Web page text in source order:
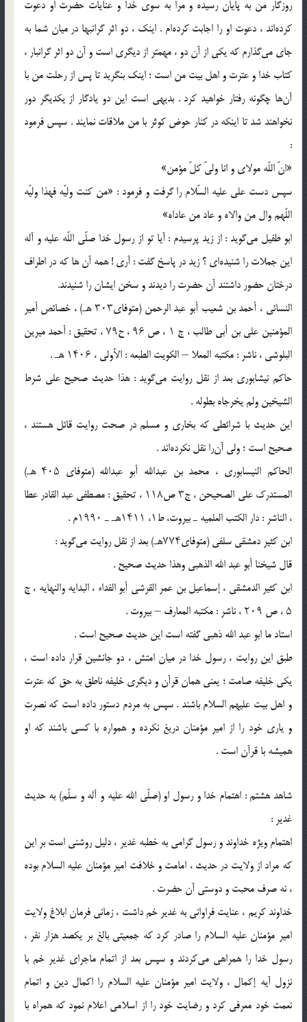
روزگار من به پایان رسیده و مرا به سوى خدا و عنایات حضرت او دعوت
کرده‌اند ، دعوت او را اجابت کرده‌ام . اینک ، دو اثر گرانبها در میان شما به
جاى مى‌گذارم که یکى از آن دو ، مهمتر از دیگرى است و آن دو اثر گرانبار ،
کتاب خدا و عترت و اهل بیت من است ؛ اینک بنگرید تا پس از رحلت من با
آن‌ها چگونه رفتار خواهید کرد . بدیهى است این دو یادگار از یکدیگر دور
نخواهند شد تا اینکه در کنار حوض کوثر با من ملاقات نمایند . سپس فرمود
:
«انّ اللّه مولاى و انا ولىّ کلّ مؤمن»
سپس دست على علیه السّلام را گرفت و فرمود : «من کنت ولیّه فهذا ولیّه
اللّهم وال من والاه و عاد من عاداه»
ابو طفیل می‌گوید : از زید پرسیدم : آیا تو از رسول خدا صلّى اللّه علیه و آله
این جملات را شنیده‌اى ؟ زید در پاسخ گفت : آرى ! همه آن ها که در اطراف
درختان حضور داشتند آن حضرت را دیدند و سخن ایشان را شنیدند.
النسائی ، أحمد بن شعیب أبو عبد الرحمن (متوفای۳۰۳ هـ) ، خصائص أمیر
المؤمنین علی بن أبی طالب ، ج ۱ ، ص ۹۶ ، ح۷۹ ، تحقیق : أحمد میرین
البلوشی ، ناشر : مکتبه المعلا – الکویت الطبعه : الأولى ، ۱۴۰۶ هـ .
حاکم نیشابوری بعد از نقل روایت می‌گوید : هذا حدیث صحیح على شرط
الشیخین ولم یخرجاه بطوله .
این حدیث با شرائطی که بخاری و مسلم در صحت روایت قائل هستند ،
صحیح است ؛ ولی آن‌را نقل نکرده‌اند .
الحاکم النیسابوری ، محمد بن عبدالله أبو عبدالله (متوفای ۴۰۵ هـ)
المستدرک علی الصحیحن ، ج۳ ص۱۱۸ ، تحقیق : مصطفى عبد القادر عطا
، الناشر : دار الکتب العلمیه ـ بیروت، ط۱، ۱۴۱۱هـ ـ ۱۹۹۰م .
ابن کثیر دمشقی سلفی (متوفای۷۷۴هـ) بعد از نقل روایت می‌گوید‌ :
قال شیخنا أبو عبد الله الذهبی وهذا حدیث صحیح .
ابن کثیر الدمشقی ، إسماعیل بن عمر القرشی أبو الفداء ، البدایه والنهایه ، ج
۵ ، ص ۲۰۹ ، ناشر : مکتبه المعارف – بیروت .
استاد ما ابو عبد الله ذهبی گفته است این حدیث صحیح است .
طبق این روایت ، رسول خدا در میان امتش ، دو جانشین قرار داده است ،
یکی خلیفه صامت ؛ یعنی همان قرآن و دیگری خلیفه ناطق به حق که عترت
و اهل بیت علیهم السلام باشند . سپس به مردم دستور داده است که نصرت
و یاری خود را از امیر مؤمنان دریغ نکرده و همواره با کسی باشند که او
همیشه با قرآن است .
شاهد هشتم : اهتمام خدا و رسول او (صلّی الله علیه و آله و سلّم) به حدیث
غدیر :
اهتمام ویژه خداوند و رسول گرامی به خطبه غدیر ، دلیل روشنی است بر این
که مراد از ولایت در حدیث ، امامت و خلافت امیر مؤمنان علیه السلام بوده
، نه صرف محبت و دوستی آن حضرت .
خداوند کریم ، عنایت فراوانی به غدیر خم داشت ، زمانی فرمان ابلاغ ولایت
امیر مؤمنان علیه السلام را صادر کرد که جمعیتی بالغ بر یکصد هزار نفر ،
رسول خدا را همراهی می‌کردند و سپس بعد از اتمام ماجرای غدیر خم با
نزول آیه إکمال ، ولایت امیر مؤمنان علیه السلام را اکمال دین و اتمام
نعمت خود معرفی کرد و رضایت خود را از اسلامی اعلام نمود که همراه با